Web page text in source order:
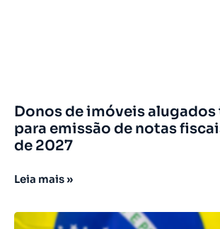
Donos de imóveis alugados
para emissão de notas
de 2027
Leia mais »